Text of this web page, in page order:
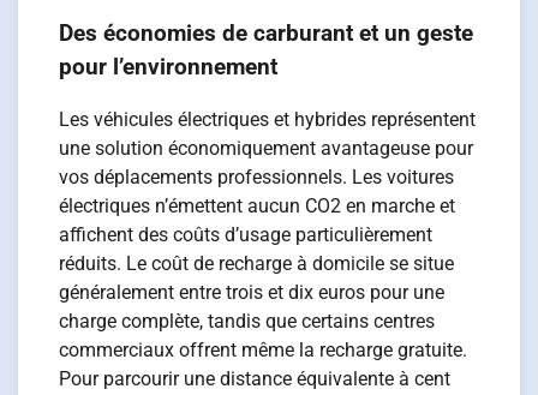
Des économies de carburant et un geste
pour l’environnement
Les véhicules électriques et hybrides représentent
une solution économiquement avantageuse pour
vos déplacements professionnels. Les voitures
électriques n’émettent aucun CO2 en marche et
affichent des coûts d’usage particulièrement
réduits. Le coût de recharge à domicile se situe
généralement entre trois et dix euros pour une
charge complète, tandis que certains centres
commerciaux offrent même la recharge gratuite.
Pour parcourir une distance équivalente à cent